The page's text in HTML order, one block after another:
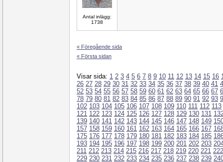
Antal inlägg:
1738
« Föregående sida
« Första sidan
Visar sida: 1 2 3 4 5 6 7 8 9 10 11 12 13 14 15 16
26 27 28 29 30 31 32 33 34 35 36 37 38 39 40 41
52 53 54 55 56 57 58 59 60 61 62 63 64 65 66 67
78 79 80 81 82 83 84 85 86 87 88 89 90 91 92 93
102 103 104 105 106 107 108 109 110 111 112 113
121 122 123 124 125 126 127 128 129 130 131
139 140 141 142 143 144 145 146 147 148 149
157 158 159 160 161 162 163 164 165 166 167
175 176 177 178 179 180 181 182 183 184 185
193 194 195 196 197 198 199 200 201 202 203
211 212 213 214 215 216 217 218 219 220 221 222
229 230 231 232 233 234 235 236 237 238 239